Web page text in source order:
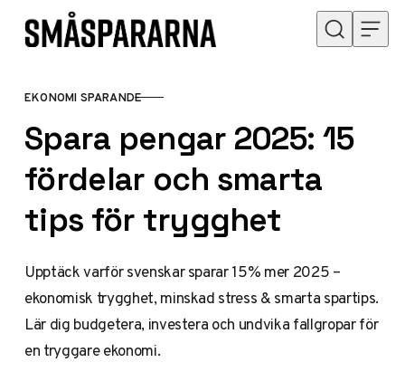
Hoppa till innehåll
KATEGORI
EKONOMI SPARANDE
Spara pengar 2025: 15
fördelar och smarta
tips för trygghet
Upptäck varför svenskar sparar 15% mer 2025 –
ekonomisk trygghet, minskad stress & smarta spartips.
Lär dig budgetera, investera och undvika fallgropar för
en tryggare ekonomi.